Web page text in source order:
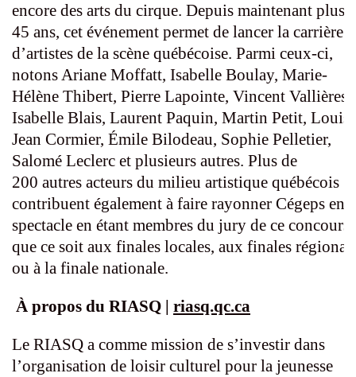
encore des arts du cirque. Depuis maintenant plus
45 ans, cet événement permet de lancer la carrière
d’artistes de la scène québécoise. Parmi ceux-ci,
notons Ariane Moffatt, Isabelle Boulay, Marie-
Hélène Thibert, Pierre Lapointe, Vincent Vallières,
Isabelle Blais, Laurent Paquin, Martin Petit, Louis-
Jean Cormier, Émile Bilodeau, Sophie Pelletier,
Salomé Leclerc et plusieurs autres. Plus de
200 autres acteurs du milieu artistique québécois
contribuent également à faire rayonner Cégeps en
spectacle en étant membres du jury de ce concours,
que ce soit aux finales locales, aux finales
ou à la finale nationale.
À propos du RIASQ | riasq.qc.ca
Le RIASQ a comme mission de s’investir dans
l’organisation de loisir culturel pour la jeunesse